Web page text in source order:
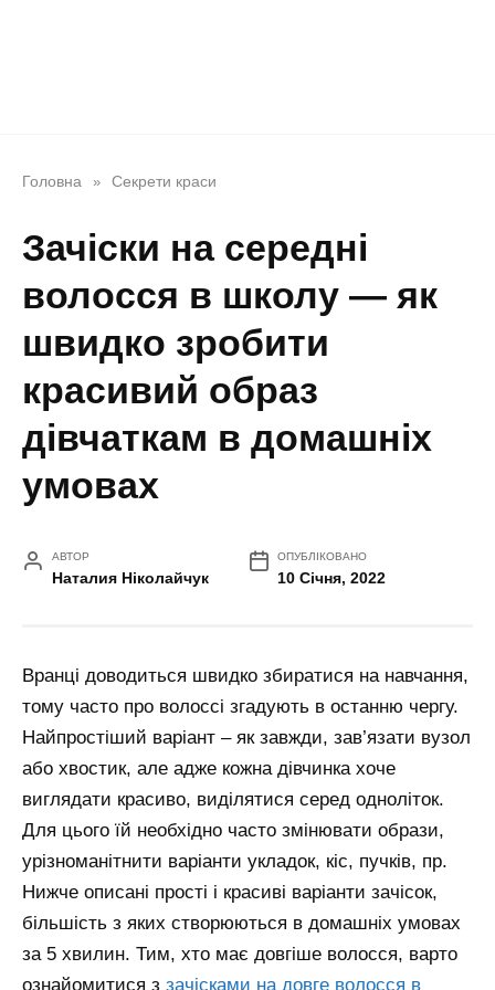
Головна » Секрети краси
Зачіски на середні
волосся в школу — як
швидко зробити
красивий образ
дівчаткам в домашніх
умовах
АВТОР
Наталия Ніколайчук
ОПУБЛІКОВАНО
10 Січня, 2022
Вранці доводиться швидко збиратися на навчання,
тому часто про волоссі згадують в останню чергу.
Найпростіший варіант – як завжди, зав’язати вузол
або хвостик, але адже кожна дівчинка хоче
виглядати красиво, виділятися серед одноліток.
Для цього їй необхідно часто змінювати образи,
урізноманітнити варіанти укладок, кіс, пучків, пр.
Нижче описані прості і красиві варіанти зачісок,
більшість з яких створюються в домашніх умовах
за 5 хвилин. Тим, хто має довгіше волосся, варто
ознайомитися з зачісками на довге волосся в